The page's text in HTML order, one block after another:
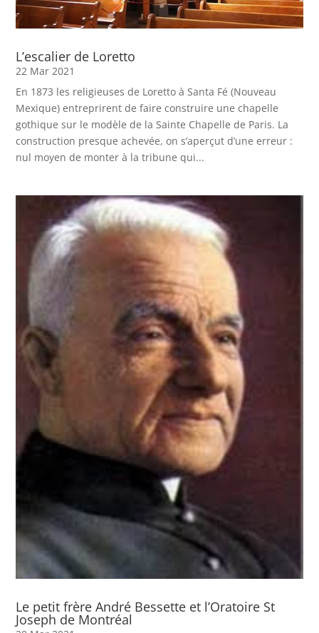
L’escalier de Loretto
22 Mar 2021
En 1873 les religieuses de Loretto à Santa Fé (Nouveau
Mexique) entreprirent de faire construire une chapelle
gothique sur le modèle de la Sainte Chapelle de Paris. La
construction presque achevée, on s’aperçut d’une erreur :
nul moyen de monter à la tribune qui...
Le petit frère André Bessette et l’Oratoire St
Joseph de Montréal